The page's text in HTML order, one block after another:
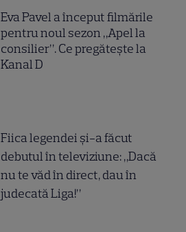
Eva Pavel a început filmările
pentru noul sezon „Apel la
consilier”. Ce pregătește la
Kanal D
Fiica legendei și-a făcut
debutul în televiziune: „Dacă
nu te văd în direct, dau în
judecată Liga!”